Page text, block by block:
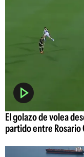
El golazo de volea
partido entre